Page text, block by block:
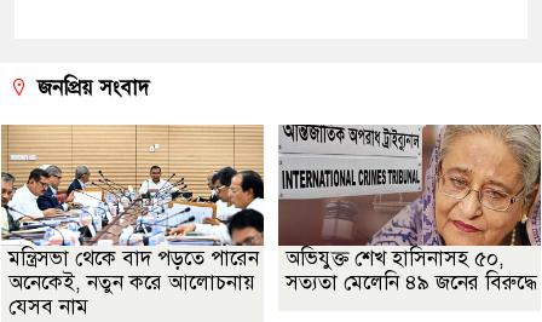
জনপ্রিয় সংবাদ
মন্ত্রিসভা থেকে বাদ পড়তে পারেন
অনেকেই, নতুন করে আলোচনায়
যেসব নাম
অভিযুক্ত শেখ হাসিনাসহ ৫০,
সত্যতা মেলেনি ৪৯ জনের বিরুদ্ধে